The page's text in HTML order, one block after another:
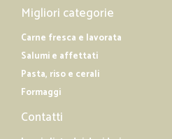
Migliori categorie
Carne fresca e lavorata
Salumi e affettati
Pasta, riso e cerali
Formaggi
Contatti